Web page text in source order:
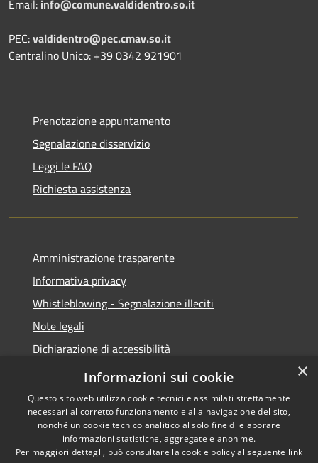
Email: info@comune.valdidentro.so.it
PEC:valdidentro@pec.cmav.so.it
Centralino Unico: +39 0342 921901
Prenotazione appuntamento
Segnalazione disservizio
Leggi le FAQ
Richiesta assistenza
Amministrazione trasparente
Informativa privacy
Whistleblowing - Segnalazione illeciti
Note legali
Dichiarazione di accessibilità
Segnalazione di inaccessibilità
Copyright © 2026 • Comune di
Valdidentro • Powered by
×
Informazioni sui cookie
Questo sito web utilizza cookie tecnici e assimilati strettamente
necessari al corretto funzionamento e alla navigazione del sito,
nonché un cookie tecnico analitico al solo fine di elaborare
informazioni statistiche, aggregate e anonime.
Per maggiori dettagli, può consultare la cookie policy al seguente link